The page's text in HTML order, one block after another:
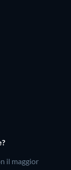
il maggior